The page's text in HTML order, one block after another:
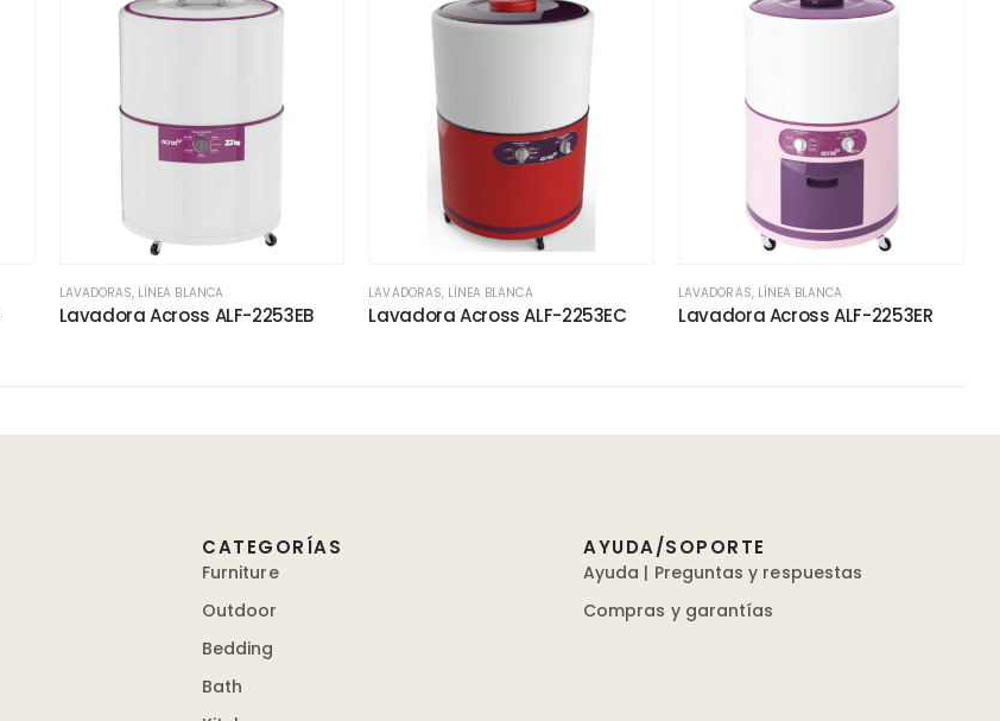
LAVADORAS, LÍNEA BLANCA
Lavadora Across ALF-2253EB
LAVADORAS, LÍNEA BLANCA
Lavadora Across ALF-2253EC
LAVADORAS, LÍNEA BLANCA
Lavadora Across ALF-2253ER
CATEGORÍAS
Furniture
Outdoor
Bedding
Bath
AYUDA/SOPORTE
Ayuda | Preguntas y respuestas
Compras y garantías